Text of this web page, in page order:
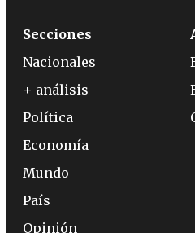
Secciones
Nacionales
+ análisis
Política
Economía
Mundo
País
Opinión